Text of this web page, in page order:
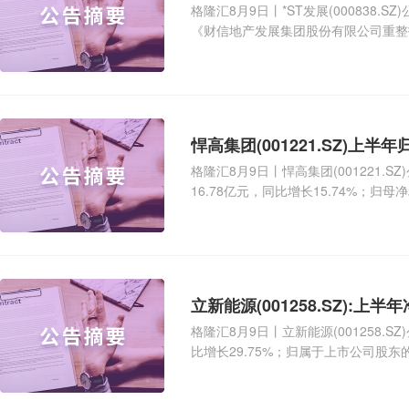
格隆汇8月9日丨*ST发展(000838.SZ)
《财信地产发展集团股份有限公司重
格隆汇8月9日丨悍高集团
16.78亿元，同比增长15.74%；归母
立新能源(001258.SZ):上半
格隆汇8月9日丨立新能源
比增长29.75%；归属于上市公司股